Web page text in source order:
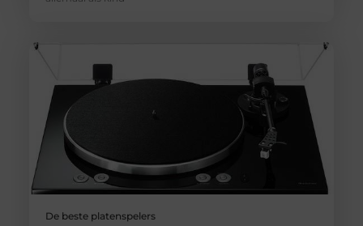
De beste platenspelers